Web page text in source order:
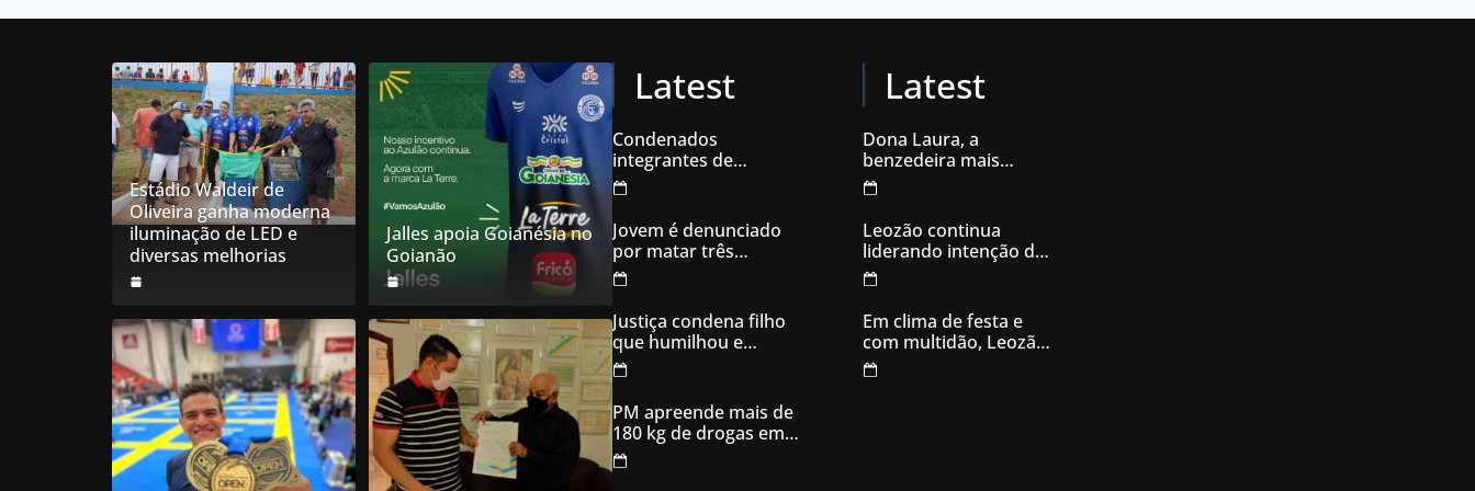
Estádio Waldeir de
Oliveira ganha moderna
iluminação de LED e
diversas melhorias
Jalles apoia Goianésia no
Goianão
Latest
Condenados
integrantes de
organização
criminosa acusados
de explodir caixas
eletrônicos
Jovem é denunciado
por matar três
filhotes de cachorro e
usar sangue para
ameaçar os donos,
em Aparecida de
Goiânia
Justiça condena filho
que humilhou e
ameaçou mãe idosa;
da prisão à sentença
condenatória foram
apenas 21 dias
PM apreende mais de
180 kg de drogas em
Goiás
Latest
Dona Laura, a
benzedeira mais
famosa de Goiás
Leozão continua
liderando intenção de
votos em Goianésia
Em clima de festa e
com multidão, Leozão
inaugura comitê de
campanha